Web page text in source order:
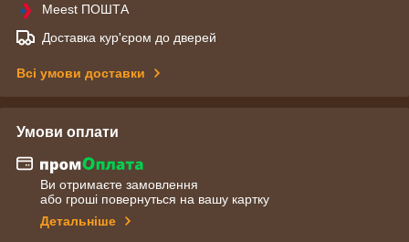
Meest ПОШТА
Доставка кур'єром до дверей
Всі умови доставки
Умови оплати
Ви отримаєте замовлення
або гроші повернуться на вашу картку
Детальніше